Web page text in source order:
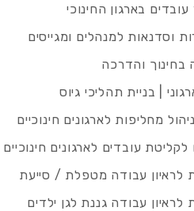
עובדים בארגון החינוכי
וסדנאות למנהלים ומגייסים
והדרכה
| בניית תהליכי גיוס
מחליפות לארגונים חינוכיים
לקליטת עובדים לארגונים חינוכיים
לראיון עבודה מטפלת / סייעת
לראיון עבודה גננת לגן ילדים